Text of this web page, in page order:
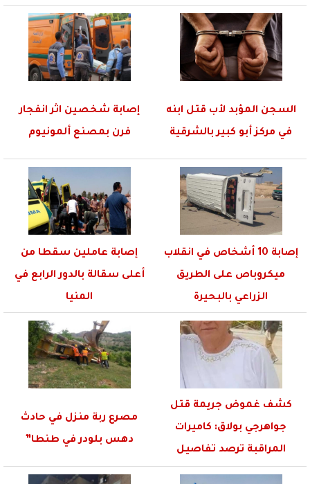
السجن المؤبد لأب قتل ابنه
في مركز أبو كبير بالشرقية
إصابة شخصين اثر انفجار
فرن بمصنع ألمونيوم
إصابة 10 أشخاص في انقلاب
ميكروباص على الطريق
الزراعي بالبحيرة
إصابة عاملين سقطا من
أعلى سقالة بالدور الرابع في
المنيا
كشف غموض جريمة قتل
جواهرجي بولاق: كاميرات
المراقبة ترصد تفاصيل
الجريمة
مصرع ربة منزل في حادث
دهس بلودر في طنطا”